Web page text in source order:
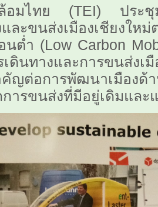
อมไทย (TEI) ประชุ
ละขนส่งเมืองเชียงให
ต่ำ (Low Carbon
ดินทางและการขนส่งเ
คัญต่อการพัฒนาเมืองด้
การขนส่งที่มีอยู่เดิมแล